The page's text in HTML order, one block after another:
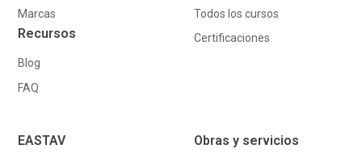
Marcas
Recursos
Blog
FAQ
Todos los cursos
Certificaciones
EASTAV Obras y servicios